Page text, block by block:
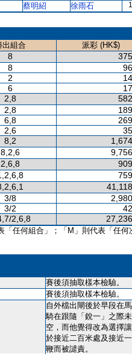
蔡明紹 徐雨石
出組合
派彩 (HK$)
8
8
2
6
2,8
2,8
6,8
2,6
8,2
8,2,6
2,6,8
3/8
3/2
2,6,8
「任何組合」；「M」則代表「任何
賽後須抽取樣本檢驗。
賽後須抽取樣本檢驗。
自外檔出閘後於早段在
騎在跟隨「銳一」之際
空，而他覺得改為選擇
於接近二百米處及接近
鞭而被譴責。